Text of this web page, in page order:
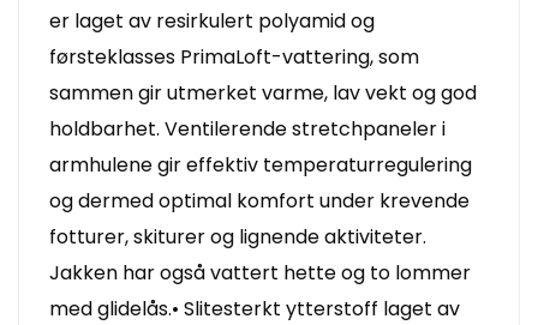
er laget av resirkulert polyamid og
førsteklasses PrimaLoft-vattering, som
sammen gir utmerket varme, lav vekt og god
holdbarhet. Ventilerende stretchpaneler i
armhulene gir effektiv temperaturregulering
og dermed optimal komfort under krevende
fotturer, skiturer og lignende aktiviteter.
Jakken har også vattert hette og to lommer
med glidelås.• Slitesterkt ytterstoff laget av